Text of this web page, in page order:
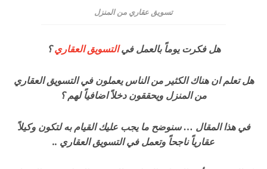
تسويق عقاري من المنزل
هل فكرت يوماً بالعمل فيالتسويق العقاري؟
هل تعلم ان هناك الكثير من الناس يعملون في التسويق العقاري
من المنزل ويحققون دخلاً اضافياً لهم ؟
في هذا المقال … سنوضح ما يجب عليك القيام به لتكون وكيلاً
عقارياً ناجحاً وتعمل في التسويق العقاري ..